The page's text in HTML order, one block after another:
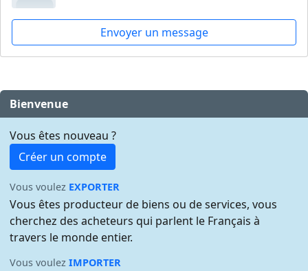
Envoyer un message
Bienvenue
Vous êtes nouveau ?
Créer un compte
Vous voulez EXPORTER
Vous êtes producteur de biens ou de services, vous
cherchez des acheteurs qui parlent le Français à
travers le monde entier.
Vous voulezIMPORTER